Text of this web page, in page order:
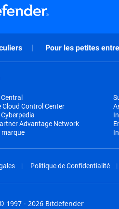
Pour les petites
Control Center
Advantage Network
marque
Politique de Confidentialité
1997 - 2026 Bitdefender